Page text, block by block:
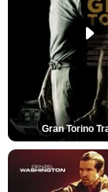
Gran Torino